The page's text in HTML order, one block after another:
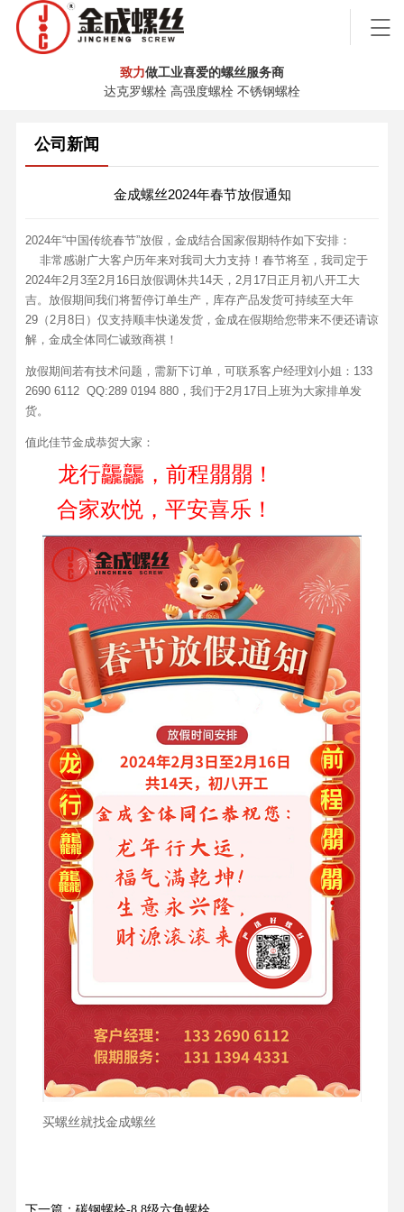
致力做工业喜爱的螺丝服务商
达克罗螺栓 高强度螺栓 不锈钢螺栓
公司新闻
金成螺丝2024年春节放假通知
2024年“中国传统春节”放假，金成结合国家假期特作如下安排：
非常感谢广大客户历年来对我司大力支持！春节将至，我司定于
2024年2月3至2月16日放假调休共14天，2月17日正月初八开工大
吉。放假期间我们将暂停订单生产，库存产品发货可持续至大年
29（2月8日）仅支持顺丰快递发货，金成在假期给您带来不便还请谅
解，金成全体同仁诚致商祺！
放假期间若有技术问题，需新下订单，可联系客户经理刘小姐：133
2690 6112 QQ:289 0194 880，我们于2月17日上班为大家排单发
货。
值此佳节金成恭贺大家：
龙行龘龘，前程朤朤！
合家欢悦，平安喜乐！
买螺丝就找金成螺丝